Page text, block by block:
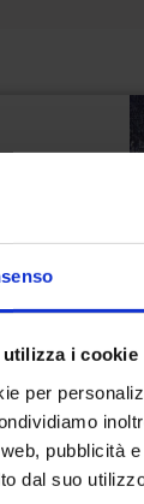
i cookie
per
pubblicità
dal suo